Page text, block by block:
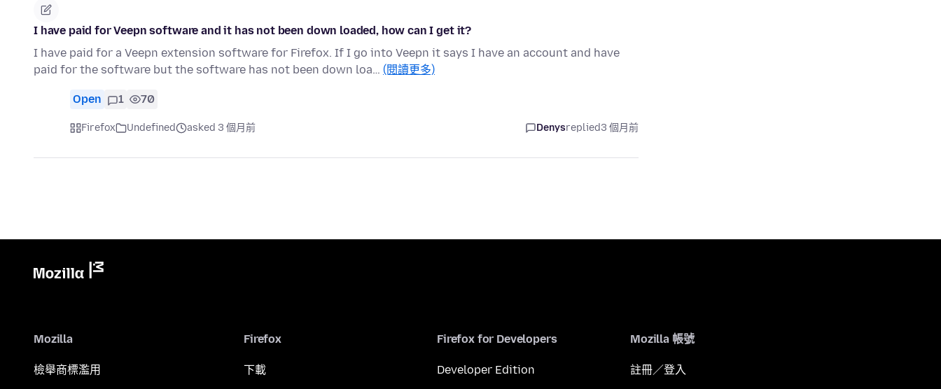
I have paid for Veepn software and it has not been down loaded, how can I get it?
I have paid for a Veepn extension software for Firefox. If I go into Veepn it says I have an account and have
paid for the software but the software has not been down loa… (閱讀更多)
Open 1 70
Firefox Undefined asked 3 個月前 Denysreplied3 個月前
Mozilla
檢舉商標濫用
Firefox
下載
Firefox for Developers
Developer Edition
Mozilla 帳號
註冊／登入